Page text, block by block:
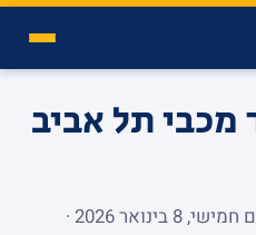
מכבי תל אביב
יורוליג 2025-26 · מחזור 21 · יום חמישי, 8 בינואר 2026 ·